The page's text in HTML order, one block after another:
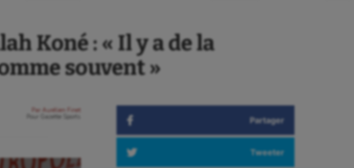
Koné : « Il y a de la
souvent »
Par
Aurélien Finet
Gazette Sports Partager
Tweeter